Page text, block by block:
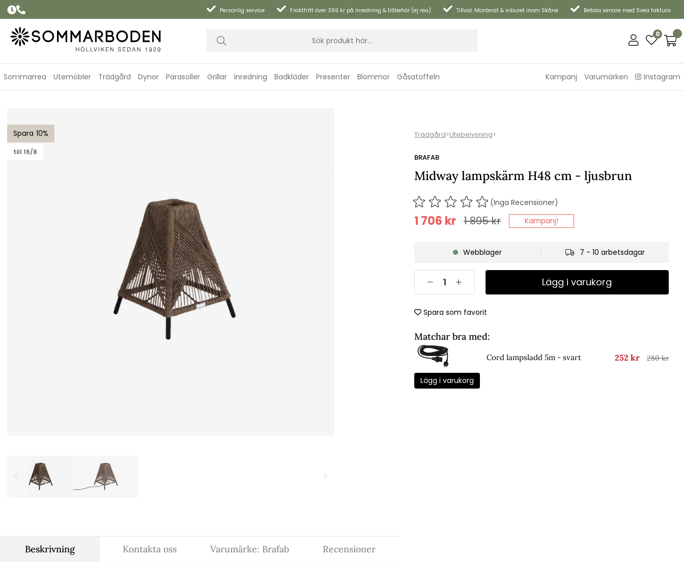
Personlig service Fraktfritt över 399 kr på inredning & tillbehör (ej rea) Tillval: Monterat & inburet inom Skåne Betala senare med Svea faktura
0
Sommarrea Utemöbler Trädgård Dynor Parasoller Grillar Inredning Badkläder Presenter Blommor Gåsatoffeln Kampanj Varumärken Instagram
10
till 16/8
Trädgård>Utebelysning>
BRAFAB
Midway lampskärm H48 cm - ljusbrun
(Inga Recensioner)
1 895kr
1 706 kr Kampanj!
Webblager 7 - 10 arbetsdagar
Lägg i varukorg
Spara som favorit
Matchar bra med:
Cord lampsladd 5m - svart 252 kr 280 kr
Lägg i varukorg
Beskrivning Kontakta oss Varumärke: Brafab Recensioner